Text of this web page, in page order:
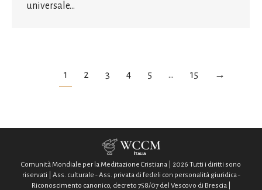
universale…
1 2 3 4 5 … 15 →
Comunità Mondiale per la Meditazione Cristiana | 2026 Tutti i diritti sono
riservati | Ass. culturale - Ass. privata di fedeli con personalità giuridica -
Riconoscimento canonico, decreto 758/07 del Vescovo di Brescia |